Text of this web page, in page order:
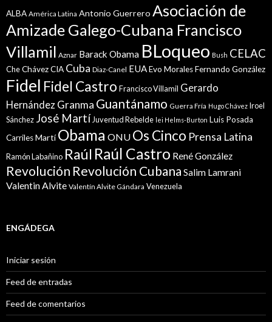
ALBA América Latina Antonio Guerrero Asociación de
Amizade Galego-Cubana Francisco
Villamil Aznar Barack Obama BLoqueo Bush CELAC
CheChávezCIA Cuba Diaz-Canel EUAEvo MoralesFernando González
Fidel Fidel Castro Francisco Villamil Gerardo
Hernández Granma Guantánamo Guerra Fría Hugo Chávez Iroel
Sánchez José Martí Juventud Rebelde lei Helms-Burton Luis Posada
CarrilesMartí Obama ONU Os Cinco Prensa Latina
Ramón Labañino Raúl Raúl Castro René González
Revolución Revolución Cubana Salim Lamrani
Valentin Alvite Valentín Alvite Gándara Venezuela
ENGÁDEGA
Iniciar sesión
Feed de entradas
Feed de comentarios